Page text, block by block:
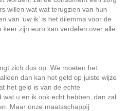
willen wat wat terugzien van hun
van ‘uw ik’ is het dilemma voor de
zijn euro kan verdelen over alle
zich dus op. We moeten het
dan kan het geld op juiste wijze
het geld is van de echte
wat u en ik ook echt hebben, dan zal
Maar onze maatsschappij